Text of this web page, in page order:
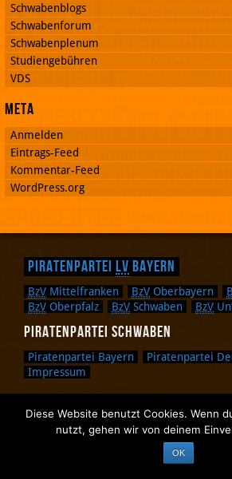
Schwabenblogs
Schwabenforum
Schwabenplenum
Studiengebühren
VDS
Meta
Anmelden
Eintrags-Feed
Kommentar-Feed
WordPress.org
Piratenpartei LV Bayern
BzV Mittelfranken BzV Oberbayern
BzV Oberpfalz BzV Schwaben BzV
Piratenpartei Schwaben
Piratenpartei Bayern
Piratenpartei
Impressum
Zurück nach
Zurück zum Anfang
Zurück zur
Diese Website benutzt Cookies. Wenn
nutzt, gehen wir von deinem
OK